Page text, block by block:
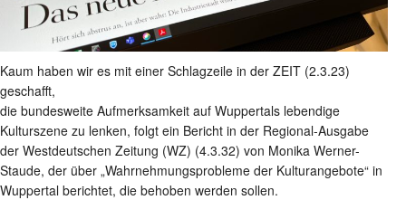
Kaum haben wir es mit einer Schlagzeile in der ZEIT (2.3.23)
geschafft,
die bundesweite Aufmerksamkeit auf Wuppertals lebendige
Kulturszene zu lenken, folgt ein Bericht in der Regional-Ausgabe
der Westdeutschen Zeitung (WZ) (4.3.32) von Monika Werner-
Staude, der über „Wahrnehmungsprobleme der Kulturangebote“ in
Wuppertal berichtet, die behoben werden sollen.